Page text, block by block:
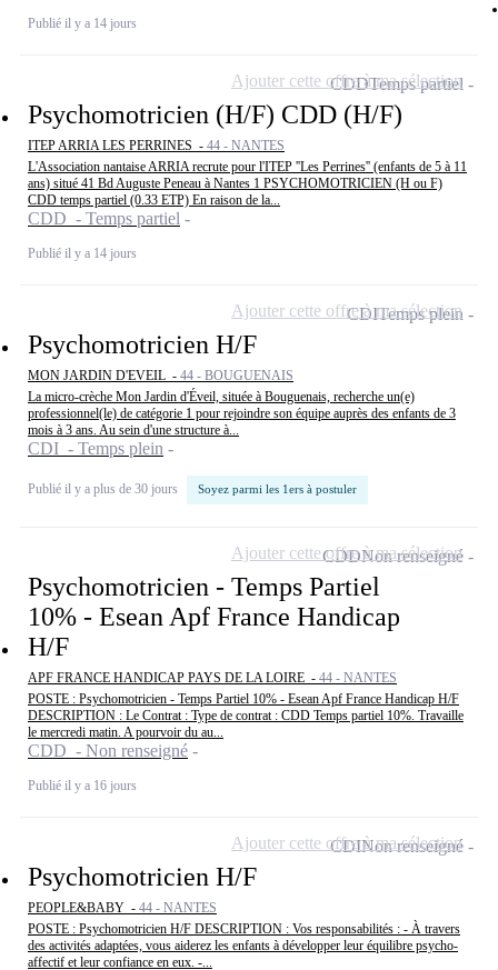
Publié il y a 14 jours
Psychomotricien (H/F) CDD (H/F)
ITEP ARRIA LES PERRINES - 44 - NANTES
L'Association nantaise ARRIA recrute pour l'ITEP ''Les Perrines'' (enfants de 5 à 11
ans) situé 41 Bd Auguste Peneau à Nantes 1 PSYCHOMOTRICIEN (H ou F)
CDD temps partiel (0.33 ETP) En raison de la...
CDD - Temps partiel
Publié il y a 14 jours
CDDTemps partiel
Ajouter cette offre à ma sélection
Psychomotricien H/F
MON JARDIN D'EVEIL - 44 - BOUGUENAIS
La micro-crèche Mon Jardin d'Éveil, située à Bouguenais, recherche un(e)
professionnel(le) de catégorie 1 pour rejoindre son équipe auprès des enfants de 3
mois à 3 ans. Au sein d'une structure à...
CDI - Temps plein
Publié il y a plus de 30 jours Soyez parmi les 1ers à postuler
CDITemps plein
Ajouter cette offre à ma sélection
Psychomotricien - Temps Partiel
10% - Esean Apf France Handicap
H/F
APF FRANCE HANDICAP PAYS DE LA LOIRE - 44 - NANTES
POSTE : Psychomotricien - Temps Partiel 10% - Esean Apf France Handicap H/F
DESCRIPTION : Le Contrat : Type de contrat : CDD Temps partiel 10%. Travaille
le mercredi matin. A pourvoir du au...
CDD - Non renseigné
Publié il y a 16 jours
CDDNon renseigné
Ajouter cette offre à ma sélection
Psychomotricien H/F
PEOPLE&BABY - 44 - NANTES
POSTE : Psychomotricien H/F DESCRIPTION : Vos responsabilités : - À travers
des activités adaptées, vous aiderez les enfants à développer leur équilibre psycho-
affectif et leur confiance en eux. -...
CDINon renseigné
Ajouter cette offre à ma sélection